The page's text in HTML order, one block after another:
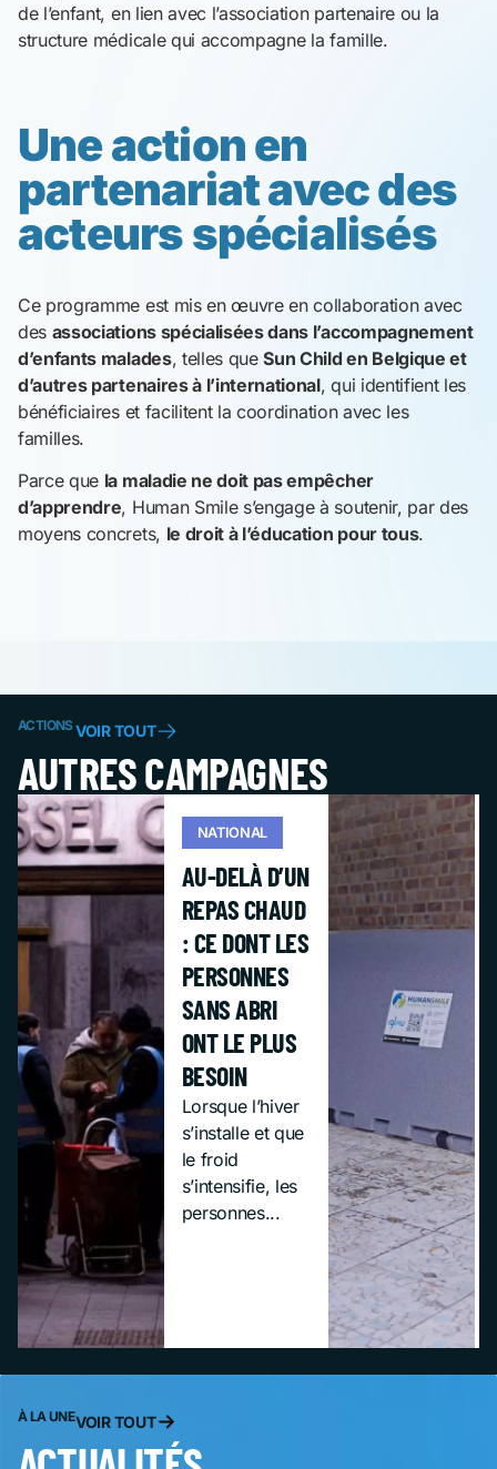
de l’enfant, en lien avec l’association partenaire ou la
structure médicale qui accompagne la famille.
Une action en
partenariat avec des
acteurs spécialisés
Ce programme est mis en œuvre en collaboration avec
des associations spécialisées dans l’accompagnement
d’enfants malades, telles queSun Child en Belgique et
d’autres partenaires à l’international, qui identifient les
bénéficiaires et facilitent la coordination avec les
familles.
Parce que la maladie ne doit pas empêcher
d’apprendre, Human Smile s’engage à soutenir, par des
moyens concrets, le droit à l’éducation pour tous.
ACTIONSVOIR TOUT
AUTRES CAMPAGNES
NATIONAL
AU-DELÀ D’UN
REPAS CHAUD
: CE DONT LES
PERSONNES
SANS ABRI
ONT LE PLUS
BESOIN
Lorsque l’hiver
s’installe et que
le froid
s’intensifie, les
personnes...
À LA UNEVOIR TOUT